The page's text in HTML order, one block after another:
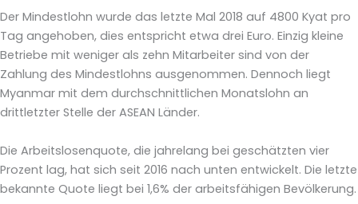
Der Mindestlohn wurde das letzte Mal 2018 auf 4800 Kyat pro
Tag angehoben, dies entspricht etwa drei Euro. Einzig kleine
Betriebe mit weniger als zehn Mitarbeiter sind von der
Zahlung des Mindestlohns ausgenommen. Dennoch liegt
Myanmar mit dem durchschnittlichen Monatslohn an
drittletzter Stelle der ASEAN Länder.
Die Arbeitslosenquote, die jahrelang bei geschätzten vier
Prozent lag, hat sich seit 2016 nach unten entwickelt. Die letzte
bekannte Quote liegt bei 1,6% der arbeitsfähigen Bevölkerung.